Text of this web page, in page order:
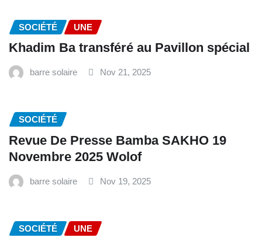
SOCIÉTÉ UNE
Khadim Ba transféré au Pavillon spécial
barre solaire Nov 21, 2025
SOCIÉTÉ
Revue De Presse Bamba SAKHO 19
Novembre 2025 Wolof
barre solaire Nov 19, 2025
SOCIÉTÉ UNE